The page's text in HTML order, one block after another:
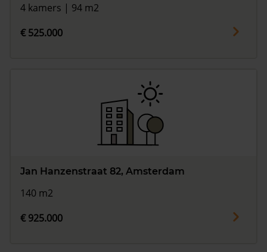
4 kamers | 94 m2
€ 525.000
Jan Hanzenstraat 82, Amsterdam
140 m2
€ 925.000